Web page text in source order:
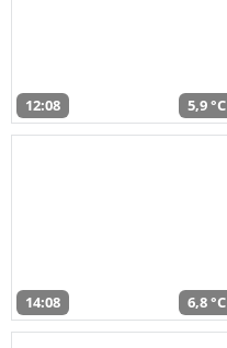
12:08 5,9 °C
14:08 6,8 °C